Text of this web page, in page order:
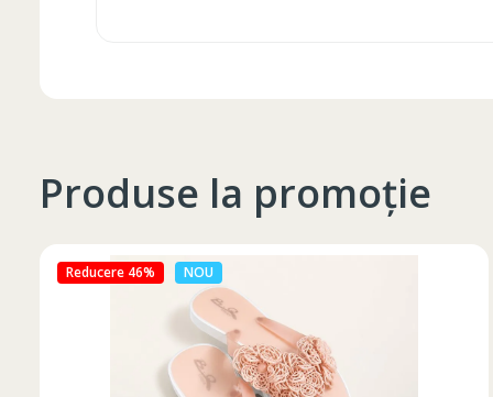
Produse la promoție
Reducere 27% NOU